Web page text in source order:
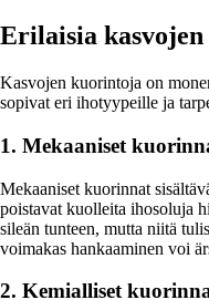
Erilaisia
Kasvojen kuorintoja on
sopivat eri ihotyypeille ja
1. Mekaaniset
Mekaaniset kuorinnat
poistavat kuolleita ihosoluja
sileän tunteen, mutta niitä
voimakas hankaaminen voi
2. Kemialliset